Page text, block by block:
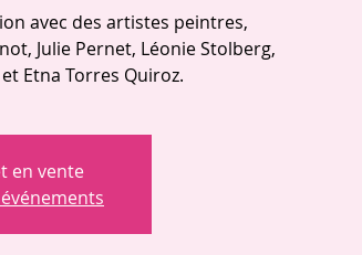
avec des artistes peintres,
Julie Pernet, Léonie Stolberg,
Etna Torres Quiroz.
en vente